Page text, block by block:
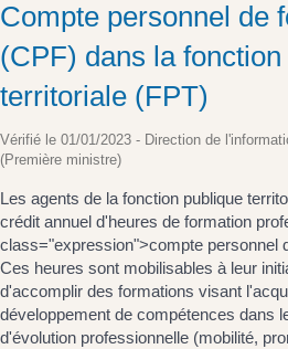
Compte personnel de
(CPF) dans la
territoriale (FPT)
Vérifié le 01/01/2023 - Direction de
(Première ministre)
Les agents de la fonction publique
crédit annuel d'heures de formation
class="expression">compte personnel
Ces heures sont mobilisables à leur
d'accomplir des formations visant
développement de compétences dans
d'évolution professionnelle (mobilité,